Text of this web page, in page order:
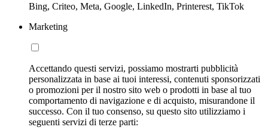
Bing, Criteo, Meta, Google, LinkedIn, Printerest, TikTok
Marketing
Accettando questi servizi, possiamo mostrarti pubblicità
personalizzata in base ai tuoi interessi, contenuti sponsorizzati
o promozioni per il nostro sito web o prodotti in base al tuo
comportamento di navigazione e di acquisto, misurandone il
successo. Con il tuo consenso, su questo sito utilizziamo i
seguenti servizi di terze parti: